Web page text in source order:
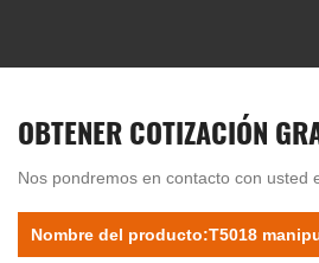
OBTENER COTIZACIÓN
Nos pondremos en contacto con usted